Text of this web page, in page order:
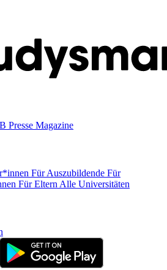
Presse Magazine
Für Auszubildende Für
Für Eltern Alle Universitäten